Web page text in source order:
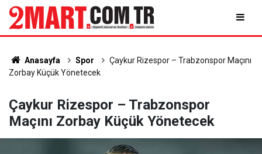
Anasayfa Spor
Çaykur Rizespor – Trabzonspor Maçını
Zorbay Küçük Yönetecek
Çaykur Rizespor – Trabzonspor
Maçını Zorbay Küçük Yönetecek